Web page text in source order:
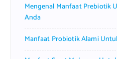
Mengenal Manfaat Prebiotik
Anda
Manfaat Probiotik Alami